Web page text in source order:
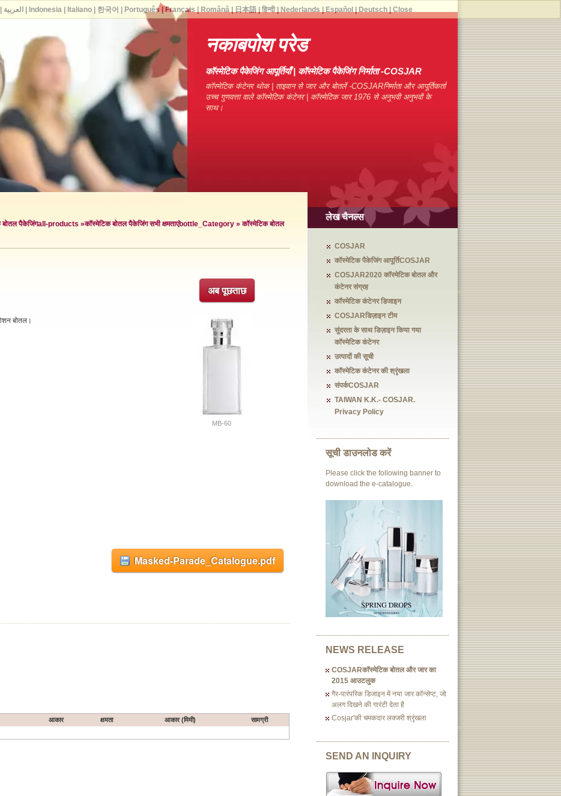
नकाबपोश परेड
कॉस्मेटिक पैकेजिंग आपूर्तियाँ | कॉस्मेटिक पैकेजिंग निर्माता -COSJAR
कॉस्मेटिक कंटेनर थोक | ताइवान से जार और बोतलें -COSJARनिर्माता और आपूर्तिकर्ता
उच्च गुणवत्ता वाले कॉस्मेटिक कंटेनर | कॉस्मेटिक जार 1976 से अनुभवी अनुभवों के
साथ।
बोतल पैकेजिंगall-products »कॉस्मेटिक बोतल पैकेजिंग सभी क्षमताएंbottle_Category »कॉस्मेटिक बोतल
अब पूछताछ
MB-60
बोतल।
Masked-Parade_Catalogue.pdf
आकार क्षमता आकार (मिमी)
सामग्री
लेख चैनल्स
COSJAR
कॉस्मेटिक पैकेजिंग आपूर्तिCOSJAR
COSJAR2020 कॉस्मेटिक बोतल और
कंटेनर संग्रह
कॉस्मेटिक कंटेनर डिजाइन
COSJARडिज़ाइन टीम
सुंदरता के साथ डिज़ाइन किया गया
कॉस्मेटिक कंटेनर
उत्पादों की सूची
कॉस्मेटिक कंटेनर की श्रृंखला
संपर्कCOSJAR
TAIWAN K.K.- COSJAR.
Privacy Policy
सूची डाउनलोड करें
Please click the following banner to
download the e-catalogue.
NEWS RELEASE
COSJARकॉस्मेटिक बोतल और जार का
2015 आउटलुक
गैर-पारंपरिक डिजाइन में नया जार कॉन्सेप्ट, जो
अलग दिखने की गारंटी देता है
Cosjar'की चमकदार लक्जरी श्रृंखला
SEND AN INQUIRY
العربية Indonesia| Italiano| 한국어 Português Français Română| 日本語| हिन्दी| Nederlands Español Deutsch| Close